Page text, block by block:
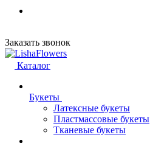
Заказать звонок
Каталог
Букеты
Латексные букеты
Пластмассовые букеты
Тканевые букеты